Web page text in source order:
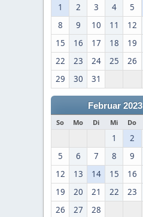
1 2 3 4 5
8
9 10 11 12
15
16 17 18 19
22
23 24 25 26
29
30 31
Februar 2023
So Mo Di Mi Do
1 2
5
6 7 8 9
12
13 14 15 16
19
20 21 22 23
26
27 28